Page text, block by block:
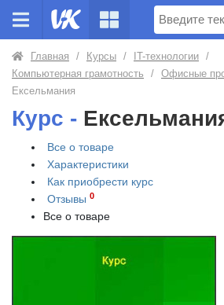
Поиск
Главная / Курсы / IT-технологии /
Компьютерная грамотность
/ Офисные
Ексельмания
Курс -
Все о товаре
Характеристики
Как приобрести курс
Отзывы 0
Все о товаре